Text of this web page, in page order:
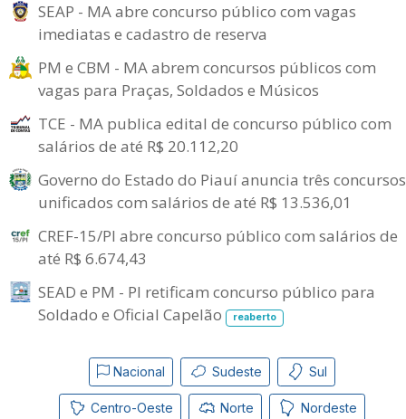
SEAP - MA abre concurso público com vagas
imediatas e cadastro de reserva
PM e CBM - MA abrem concursos públicos com
vagas para Praças, Soldados e Músicos
TCE - MA publica edital de concurso público com
salários de até R$ 20.112,20
Governo do Estado do Piauí anuncia três concursos
unificados com salários de até R$ 13.536,01
CREF-15/PI abre concurso público com salários de
até R$ 6.674,43
SEAD e PM - PI retificam concurso público para
Soldado e Oficial Capelão
reaberto
Nacional Sudeste Sul
Centro-Oeste Norte Nordeste